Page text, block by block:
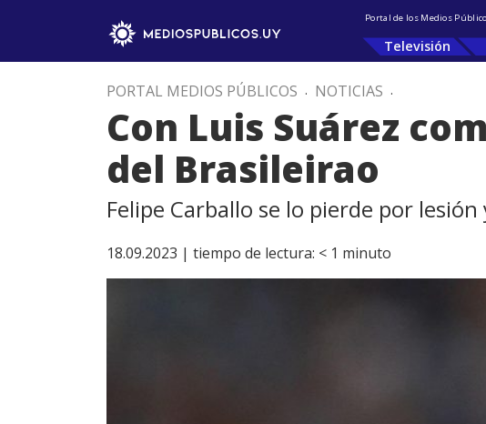
Portal de los Medios
Televisión
PORTAL MEDIOS PÚBLICOS . NOTICIAS .
Con Luis Suárez
del Brasileirao
Felipe Carballo se lo pierde por
18.09.2023 | tiempo de lectura: < 1 minuto